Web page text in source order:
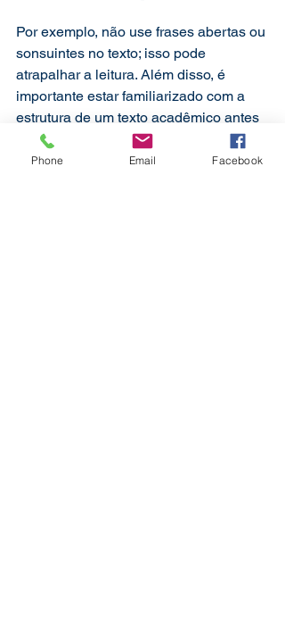
Por exemplo, não use frases abertas ou
sonsuintes no texto; isso pode
atrapalhar a leitura. Além disso, é
importante estar familiarizado com a
estrutura de um texto acadêmico antes
de começar a redação. Leia bastante
textos de sua área de pesquisa e,
Phone Email Facebook